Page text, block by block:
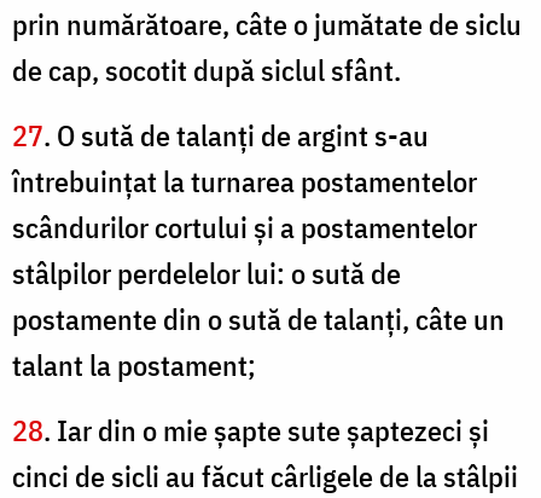
prin numărătoare, câte o jumătate de siclu
de cap, socotit după siclul sfânt.
27. O sută de talanţi de argint s-au
întrebuinţat la turnarea postamentelor
scândurilor cortului şi a postamentelor
stâlpilor perdelelor lui: o sută de
postamente din o sută de talanţi, câte un
talant la postament;
28. Iar din o mie şapte sute şaptezeci şi
cinci de sicli au făcut cârligele de la stâlpii